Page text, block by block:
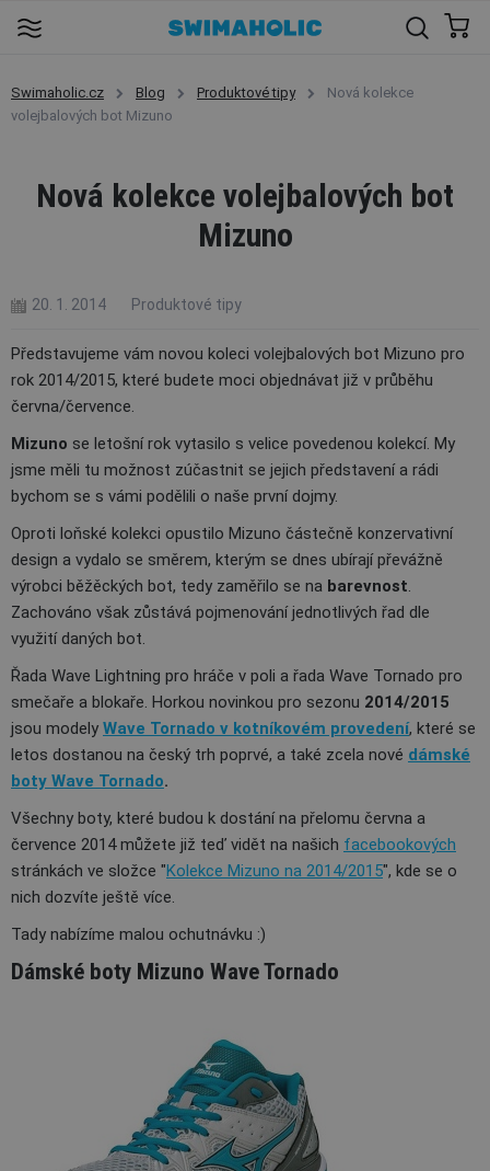
Swimaholic.cz Blog Produktové tipy
Nová kolekce
volejbalových bot Mizuno
Nová kolekce volejbalových bot
Mizuno
20. 1. 2014 Produktové tipy
Představujeme vám novou koleci volejbalových bot Mizuno pro
rok 2014/2015, které budete moci objednávat již v průběhu
června/července.
Mizuno se letošní rok vytasilo s velice povedenou kolekcí. My
jsme měli tu možnost zúčastnit se jejich představení a rádi
bychom se s vámi podělili o naše první dojmy.
Oproti loňské kolekci opustilo Mizuno částečně konzervativní
design a vydalo se směrem, kterým se dnes ubírají převážně
výrobci běžěckých bot, tedy zaměřilo se na barevnost
Zachováno však zůstává pojmenování jednotlivých řad dle
využití daných bot.
Řada Wave Lightning pro hráče v poli a řada Wave Tornado pro
smečaře a blokaře. Horkou novinkou pro sezonu 2014/2015
jsou modely Wave Tornado v kotníkovém provedení, které se
letos dostanou na český trh poprvé, a také zcela nové dámské
boty Wave Tornado.
Všechny boty, které budou k dostání na přelomu června a
července 2014 můžete již teď vidět na našich facebookových
stránkách ve složce "Kolekce Mizuno na 2014/2015", kde se o
nich dozvíte ještě více.
Tady nabízíme malou ochutnávku :)
Dámské boty Mizuno Wave Tornado